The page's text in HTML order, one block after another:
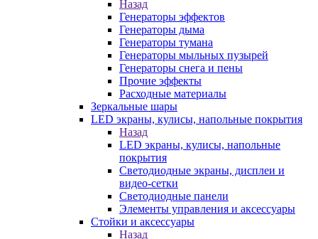
Назад
Генераторы эффектов
Генераторы дыма
Генераторы тумана
Генераторы мыльных пузырей
Генераторы снега и пены
Прочие эффекты
Расходные материалы
Зеркальные шары
LED экраны, кулисы, напольные покрытия
Назад
LED экраны, кулисы, напольные
покрытия
Светодиодные экраны, дисплеи и
видео-сетки
Светодиодные панели
Элементы управления и аксессуары
Стойки и аксессуары
Назад